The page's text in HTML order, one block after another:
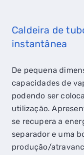
Caldeira de
instantânea
De pequena
capacidades de
podendo ser
utilização.
se recupera a
separador e uma
produção/